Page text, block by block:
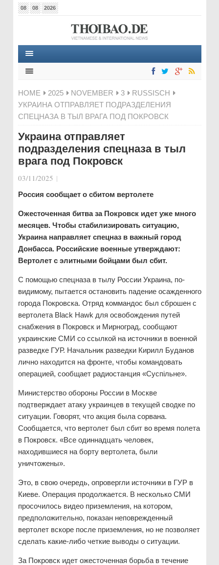
08 08 2026
HOME 2025 NOVEMBER 3
RUSSISCH
УКРАИНА ОТПРАВЛЯЕТ ПОДРАЗДЕЛЕНИЯ
СПЕЦНАЗА В ТЫЛ ВРАГА ПОД ПОКРОВСК
Украина отправляет
подразделения спецназа в тыл
врага под Покровск
03/11/2025 |
Россия сообщает о сбитом вертолете
Ожесточенная битва за Покровск идет уже много
месяцев. Чтобы стабилизировать ситуацию,
Украина направляет спецназ в важный город
Донбасса. Российские военные утверждают:
Вертолет с элитными бойцами был сбит.
С помощью спецназа в тылу России Украина, по-
видимому, пытается остановить падение осажденного
города Покровска. Отряд коммандос был сброшен с
вертолета Black Hawk для освобождения путей
снабжения в Покровск и Мирноград, сообщают
украинские СМИ со ссылкой на источники в военной
разведке ГУР. Начальник разведки Кирилл Буданов
лично находится на фронте, чтобы командовать
операцией, сообщает радиостанция «Суспільне».
Министерство обороны России в Москве
подтверждает атаку украинцев в текущей сводке по
ситуации. Говорят, что акция была сорвана.
Сообщается, что вертолет был сбит во время полета
в Покровск. «Все одиннадцать человек,
находившиеся на борту вертолета, были
уничтожены».
Это, в свою очередь, опровергли источники в ГУР в
Киеве. Операция продолжается. В несколько СМИ
просочилось видео приземления, на котором,
предположительно, показан неповрежденный
вертолет вскоре после приземления, но не позволяет
сделать какие-либо четкие выводы о ситуации.
За Покровск идет ожесточенная борьба в течение